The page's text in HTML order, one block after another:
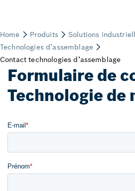
Formulaire de
Technologie de